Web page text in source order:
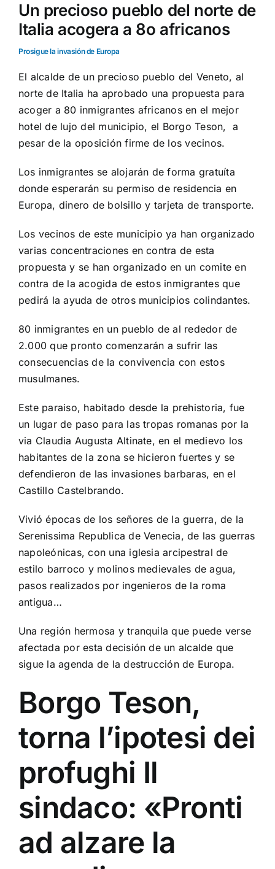
Un precioso pueblo del norte de
Italia acogera a 8o africanos
Prosigue la invasión de Europa
El alcalde de un precioso pueblo del Veneto, al
norte de Italia ha aprobado una propuesta para
acoger a 80 inmigrantes africanos en el mejor
hotel de lujo del municipio, el Borgo Teson, a
pesar de la oposición firme de los vecinos.
Los inmigrantes se alojarán de forma gratuíta
donde esperarán su permiso de residencia en
Europa, dinero de bolsillo y tarjeta de transporte.
Los vecinos de este municipio ya han organizado
varias concentraciones en contra de esta
propuesta y se han organizado en un comite en
contra de la acogida de estos inmigrantes que
pedirá la ayuda de otros municipios colindantes.
80 inmigrantes en un pueblo de al rededor de
2.000 que pronto comenzarán a sufrir las
consecuencias de la convivencia con estos
musulmanes.
Este paraiso, habitado desde la prehistoria, fue
un lugar de paso para las tropas romanas por la
via Claudia Augusta Altinate, en el medievo los
habitantes de la zona se hicieron fuertes y se
defendieron de las invasiones barbaras, en el
Castillo Castelbrando.
Vivió épocas de los señores de la guerra, de la
Serenissima Republica de Venecia, de las guerras
napoleónicas, con una iglesia arcipestral de
estilo barroco y molinos medievales de agua,
pasos realizados por ingenieros de la roma
antigua…
Una región hermosa y tranquila que puede verse
afectada por esta decisión de un alcalde que
sigue la agenda de la destrucción de Europa.
Borgo Teson,
torna l’ipotesi dei
profughi Il
sindaco: «Pronti
ad alzare la